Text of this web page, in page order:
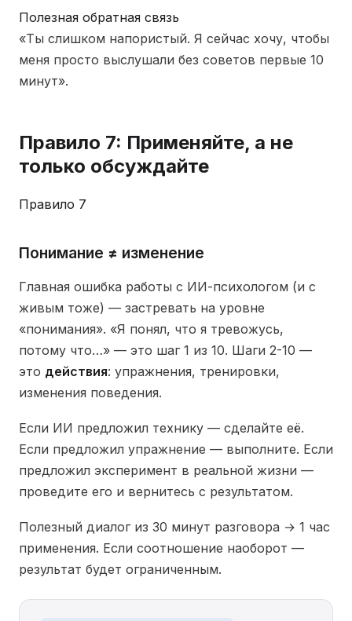
Полезная обратная связь
«Ты слишком напористый. Я сейчас хочу, чтобы
меня просто выслушали без советов первые 10
минут».
Правило 7: Применяйте, а не
только обсуждайте
Правило 7
Понимание ≠ изменение
Главная ошибка работы с ИИ-психологом (и с
живым тоже) — застревать на уровне
«понимания». «Я понял, что я тревожусь,
потому что…» — это шаг 1 из 10. Шаги 2-10 —
это действия: упражнения, тренировки,
изменения поведения.
Если ИИ предложил технику — сделайте её.
Если предложил упражнение — выполните. Если
предложил эксперимент в реальной жизни —
проведите его и вернитесь с результатом.
Полезный диалог из 30 минут разговора → 1 час
применения. Если соотношение наоборот —
результат будет ограниченным.